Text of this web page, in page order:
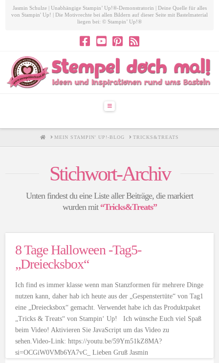
Jasmin Schulze | Unabhängige Stampin’ Up!®-Demonstratorin | Deine Quelle für alles
von Stampin' Up! | Die Motivrechte bei allen Bildern auf dieser Seite mit Bastelmaterial
liegen bei: © Stampin’ Up!®
Navigation
HOMEMEIN STAMPIN' UP!-BLOG TRICKS&TREATS
Stichwort-Archiv
Unten findest du eine Liste aller Beiträge, die markiert
wurden mit “Tricks&Treats”
8 Tage Halloween -Tag5-
„Dreiecksbox“
Ich find es immer klasse wenn man Stanzformen für mehrere Dinge
nutzen kann, daher hab ich heute aus der „Gespenstertüte“ von Tag1
eine „Dreiecksbox“ gemacht. Verwendet habe ich das Produktpaket
„Tricks & Treats“ von Stampin‘ Up! Ich wünsche Euch viel Spaß
beim Video! Aktivieren Sie JavaScript um das Video zu
sehen.Video-Link: https://youtu.be/59Ym51kZ8MA?
si=OCGiW0VMb6YA7vC_ Lieben Gruß Jasmin